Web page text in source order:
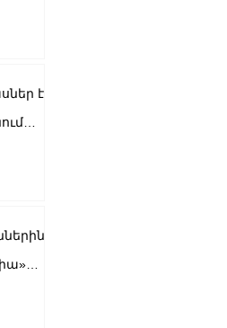
է
ՌԴ-